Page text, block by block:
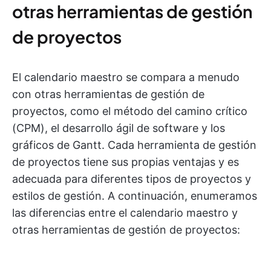
otras herramientas de gestión
de proyectos
El calendario maestro se compara a menudo
con otras herramientas de gestión de
proyectos, como el método del camino crítico
(CPM), el desarrollo ágil de software y los
gráficos de Gantt. Cada herramienta de gestión
de proyectos tiene sus propias ventajas y es
adecuada para diferentes tipos de proyectos y
estilos de gestión. A continuación, enumeramos
las diferencias entre el calendario maestro y
otras herramientas de gestión de proyectos: